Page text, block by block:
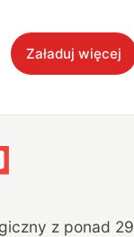
Załaduj więcej
z ponad 29